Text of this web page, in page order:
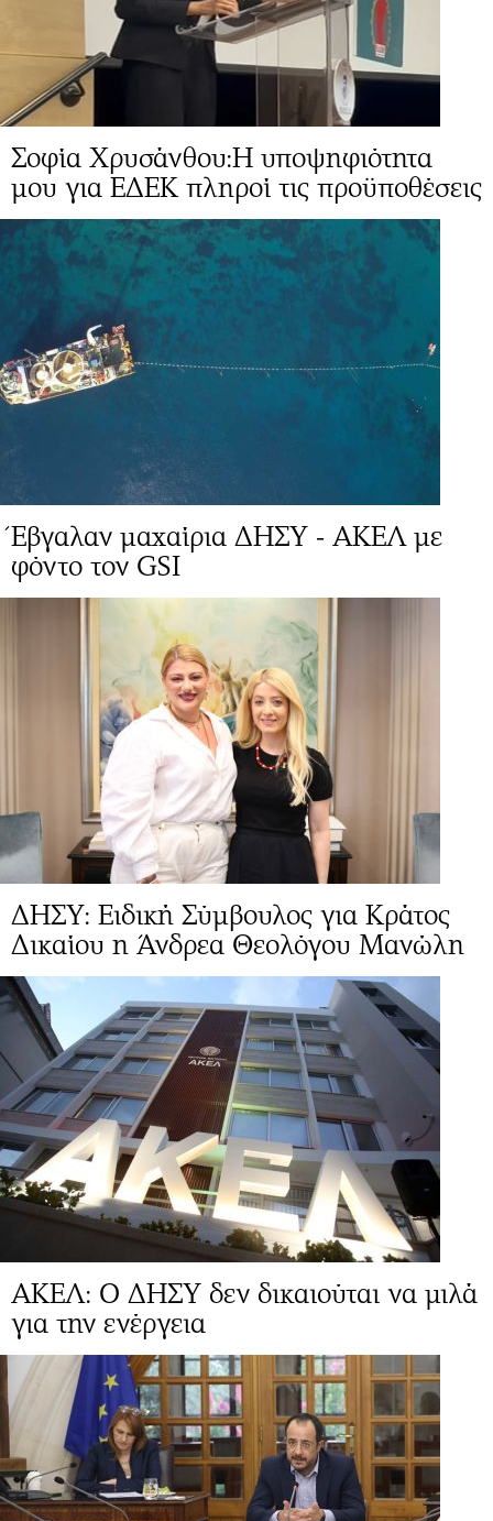
Σοφία Χρυσάνθου:Η υποψηφιότητα
μου για ΕΔΕΚ πληροί τις προϋποθέσεις
Έβγαλαν μαχαίρια ΔΗΣΥ - ΑΚΕΛ με
φόντο τον GSI
ΔΗΣΥ: Ειδική Σύμβουλος για Κράτος
Δικαίου η Άνδρεα Θεολόγου Μανώλη
ΑΚΕΛ: Ο ΔΗΣΥ δεν δικαιούται να μιλά
για την ενέργεια